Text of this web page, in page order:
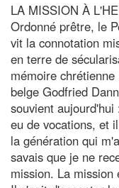
LA MISSION À
Ordonné prêtre, le
vit la connotation
en terre de
mémoire
belge Godfried
souvient
eu de vocations, et
la génération qui
savais que je ne
mission. La mission